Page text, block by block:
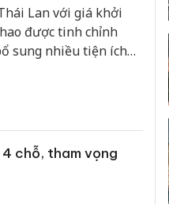
Lan với giá khởi
được tinh chỉnh
sung nhiều tiện ích
chỗ, tham vọng
bán yến sào giả
Thanh Hóa: Tìm bị
hại trong vụ án buôn
An Giang: Đối tượng
chủ mưu đường dây
bán hàng giả tại Phú